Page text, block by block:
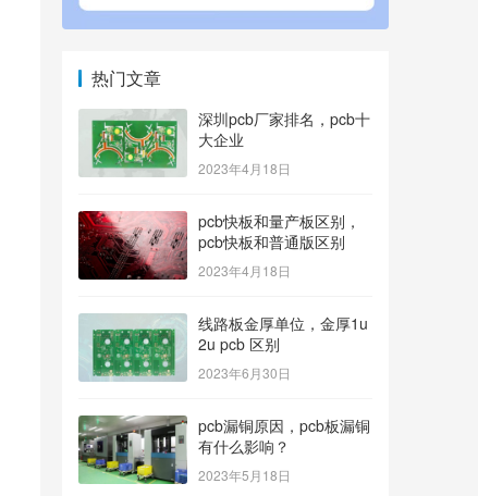
热门文章
深圳pcb厂家排名，pcb十
大企业
2023年4月18日
pcb快板和量产板区别，
pcb快板和普通版区别
2023年4月18日
线路板金厚单位，金厚1u
2u pcb 区别
2023年6月30日
pcb漏铜原因，pcb板漏铜
有什么影响？
2023年5月18日